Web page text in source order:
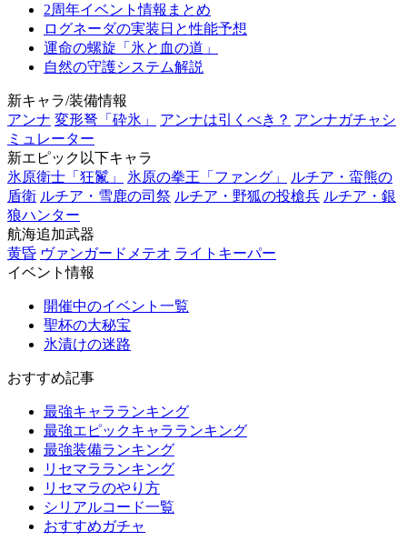
2周年イベント情報まとめ
ログネーダの実装日と性能予想
運命の螺旋「氷と血の道」
自然の守護システム解説
新キャラ/装備情報
アンナ 変形弩「砕氷」 アンナは引くべき？ アンナガチャシ
ミュレーター
新エピック以下キャラ
氷原衛士「狂鬣」
氷原の拳王「ファング」
ルチア・蛮熊の
盾衛 ルチア・雪鹿の司祭 ルチア・野狐の投槍兵 ルチア・銀
狼ハンター
航海追加武器
黄昏 ヴァンガードメテオ ライトキーパー
イベント情報
開催中のイベント一覧
聖杯の大秘宝
氷漬けの迷路
おすすめ記事
最強キャラランキング
最強エピックキャラランキング
最強装備ランキング
リセマラランキング
リセマラのやり方
シリアルコード一覧
おすすめガチャ